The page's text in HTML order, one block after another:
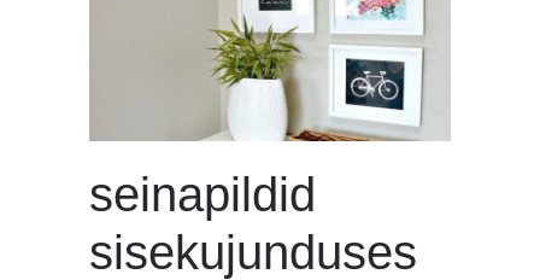
seinapildid
sisekujunduses